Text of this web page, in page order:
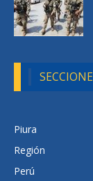
Piura
Región
Perú